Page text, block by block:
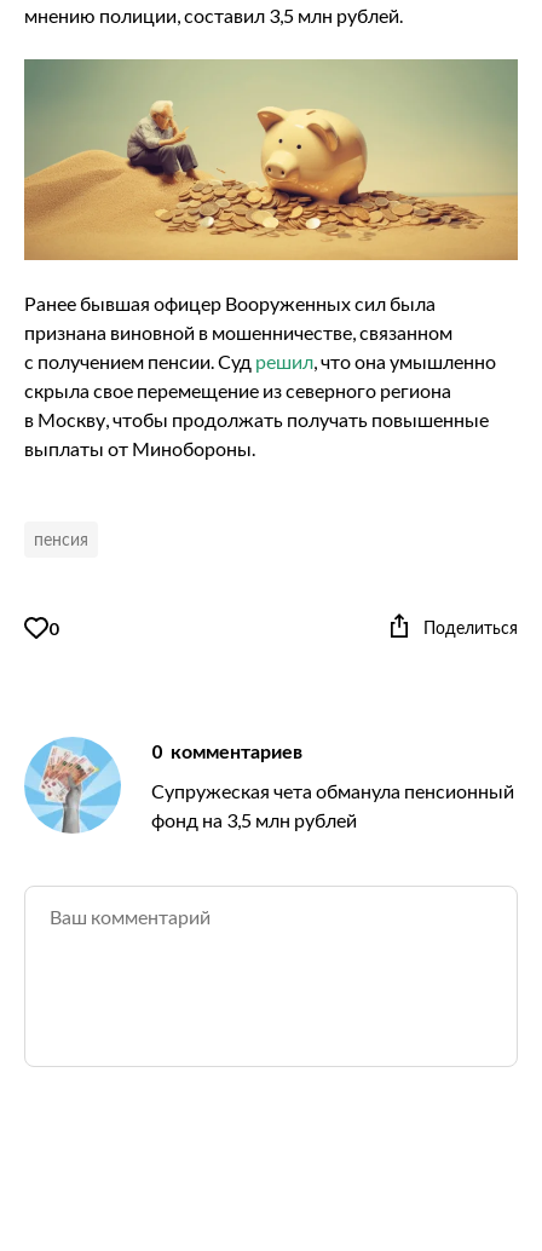
мнению полиции, составил 3,5 млн рублей.
Ранее бывшая офицер Вооруженных сил была
признана виновной в мошенничестве, связанном
с получением пенсии. Суд решил, что она умышленно
скрыла свое перемещение из северного региона
в Москву, чтобы продолжать получать повышенные
выплаты от Минобороны.
пенсия
0 Поделиться
0 комментариев
Супружеская чета обманула пенсионный
фонд на 3,5 млн рублей